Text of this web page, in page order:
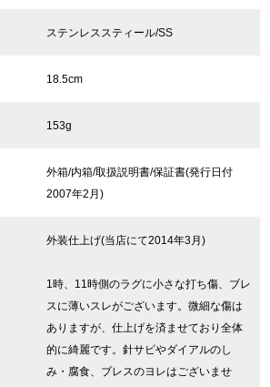
万円クーポン
品高価買戻し
について
ステンレススティール/SS
18.5cm
153g
外箱/内箱/取扱説明書/保証書(発行日付
2007年2月)
外装仕上げ(当店にて2014年3月)
1時、11時側のラグに小さな打ち傷、ブレ
スに薄いスレがございます。微細な傷は
ありますが、仕上げを済ませており全体
的に綺麗です。針サビやダイアルのし
み・腐食、ブレスのヨレはございませ